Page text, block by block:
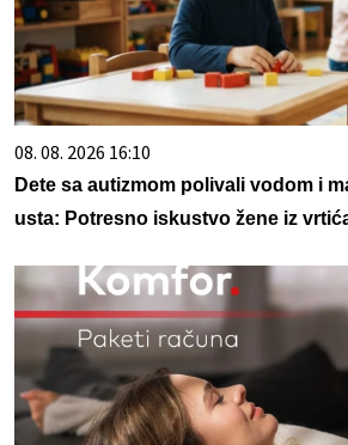
08. 08. 2026 16:10
Dete sa autizmom polivali vodom i
usta: Potresno iskustvo žene iz